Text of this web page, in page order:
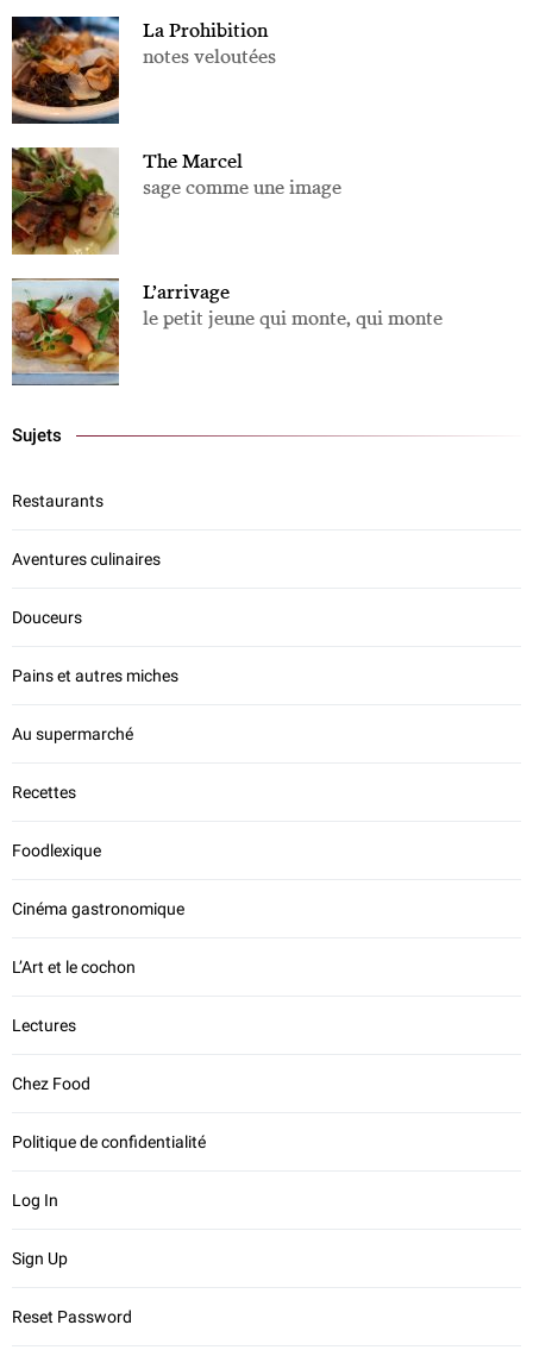
La Prohibition
notes veloutées
The Marcel
sage comme une image
L’arrivage
le petit jeune qui monte, qui monte
Sujets
Restaurants
Aventures culinaires
Douceurs
Pains et autres miches
Au supermarché
Recettes
Foodlexique
Cinéma gastronomique
L’Art et le cochon
Lectures
Chez Food
Politique de confidentialité
Log In
Sign Up
Reset Password